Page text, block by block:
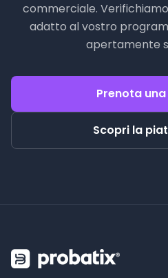
commerciale.
adatto al vostro
apertamente
Prenota
Scopri la